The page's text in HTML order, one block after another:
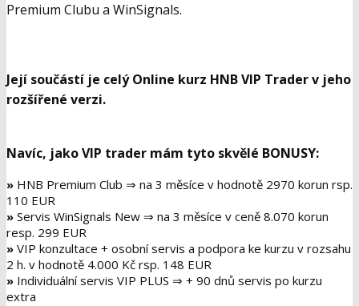
Premium Clubu a WinSignals.
Její součástí je celýOnline kurz HNB VIP Traderv jeho
rozšířené verzi.
Navíc, jako VIP trader mám tyto skvělé BONUSY:
» HNB Premium Club ⇒ na 3 měsíce v hodnotě 2970 korun rsp.
110 EUR
» Servis WinSignals New ⇒ na 3 měsíce v ceně 8.070 korun
resp. 299 EUR
» VIP konzultace + osobní servis a podpora ke kurzu v rozsahu
2 h. v hodnotě 4.000 Kč rsp. 148 EUR
» Individuální servis VIP PLUS ⇒ + 90 dnů servis po kurzu
extra